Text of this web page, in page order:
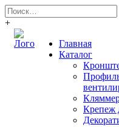
Поиск:
+
Главная
Каталог
Крепеж